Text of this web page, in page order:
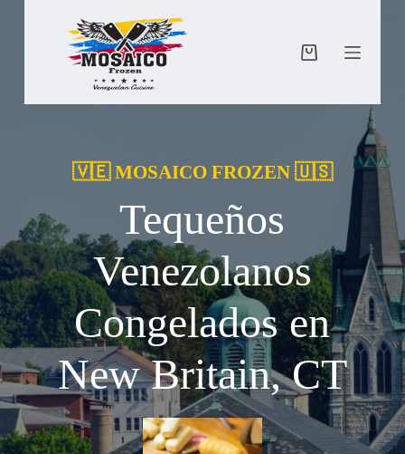
Carro
🇻🇪 MOSAICO FROZEN 🇺🇸
Tequeños
Venezolanos
Congelados en
New Britain, CT